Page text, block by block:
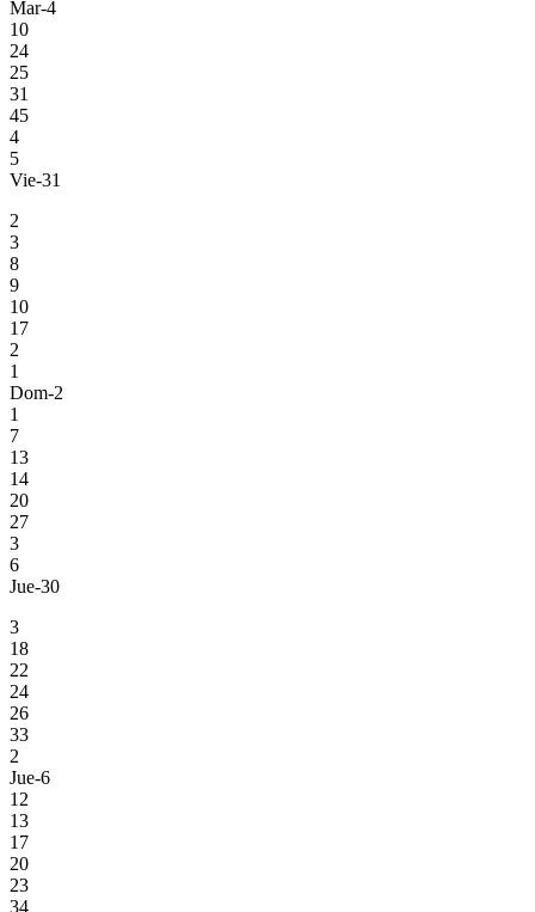
Mar-4
10
24
25
31
45
4
5
Vie-31
2
3
8
9
10
17
2
1
Dom-2
1
7
13
14
20
27
3
6
Jue-30
3
18
22
24
26
33
2
Jue-6
12
13
17
20
23
34